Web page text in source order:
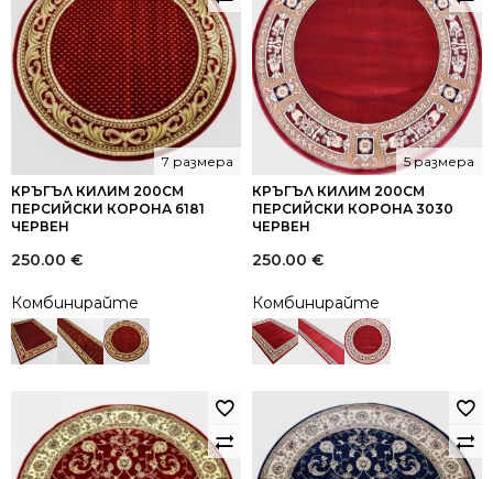
КРЪГЪЛ КИЛИМ 200СМ
ПЕРСИЙСКИ КОРОНА 6181
ЧЕРВЕН
7 размера
250.00 €
Комбинирайте
КРЪГЪЛ КИЛИМ 200СМ
ПЕРСИЙСКИ КОРОНА 3030
ЧЕРВЕН
5 размера
250.00 €
Комбинирайте